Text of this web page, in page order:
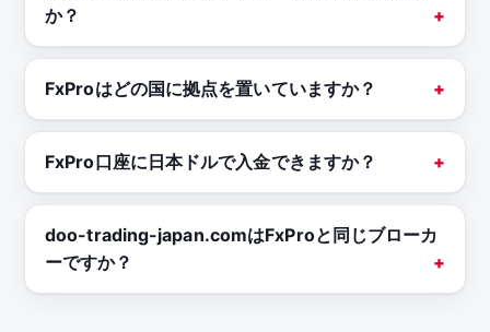
か？
FxProはどの国に拠点を置いていますか？
FxPro口座に日本ドルで入金できますか？
doo-trading-japan.comはFxProと同じブローカ
ーですか？